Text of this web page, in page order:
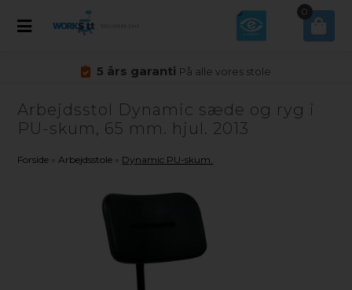
0
5 års garanti På alle vores stole
Arbejdsstol Dynamic sæde og ryg i
PU-skum, 65 mm. hjul. 2013
Forside »Arbejdsstole » Dynamic PU-skum.